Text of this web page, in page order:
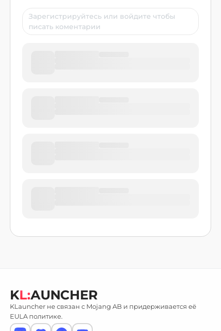
KL:AUNCHER
KLauncher не связан с Mojang AB и придерживается её
EULA политике.